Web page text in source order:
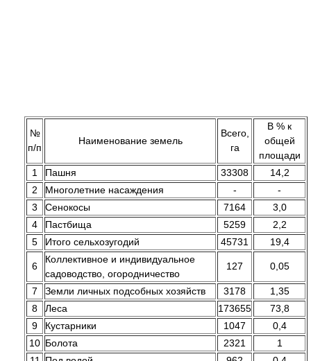
№
п/п
Наименование земель
Всего,
га
В % к
общей
площади
1
Пашня 33308
14,2
2
Многолетние насаждения -
-
3
Сенокосы 7164
3,0
4
Пастбища 5259
2,2
5
Итого сельхозугодий 45731 19,4
6
Коллективное и индивидуальное
садоводство, огородничество
127 0,05
7 Земли личных подсобных хозяйств 3178
1,35
8
Леса 173655
73,8
9
Кустарники 1047
0,4
10 Болота 2321
1